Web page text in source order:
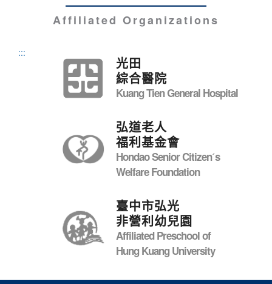
Affiliated Organizations
:::
光田
綜合醫院
Kuang Tien General Hospital
弘道老人
福利基金會
Hondao Senior Citizenˊs
Welfare Foundation
臺中市弘光
非營利幼兒園
Affiliated Preschool of
Hung Kuang University